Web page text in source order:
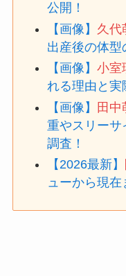
公開！
【画像】 久代
出産後の体型
【画像】小室
れる理由と実
【画像】
田中
重やスリーサ
調査！
【2026最新】
ューから現